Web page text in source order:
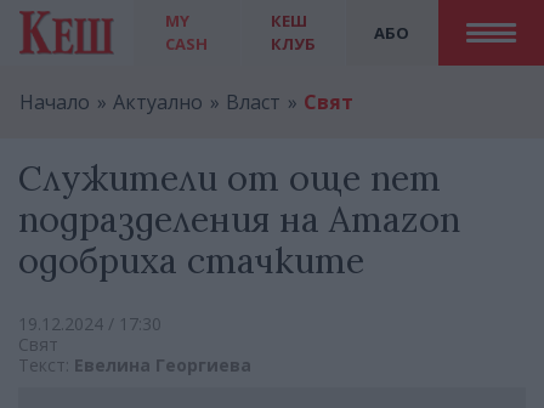
MY
CASH
АБО
КЕШ
КЛУБ
Начало Актуално Власт Свят
Служители от още пет
подразделения на Amazon
одобриха стачките
19.12.2024 / 17:30
Свят
Текст: Евелина Георгиева